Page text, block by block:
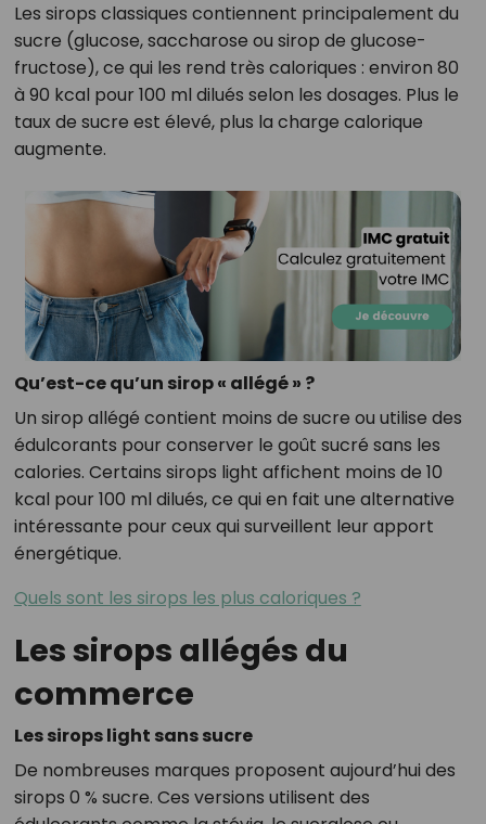
Les sirops classiques contiennent principalement du
sucre (glucose, saccharose ou sirop de glucose-
fructose), ce qui les rend très caloriques : environ 80
à 90 kcal pour 100 ml dilués selon les dosages. Plus le
taux de sucre est élevé, plus la charge calorique
augmente.
Qu’est-ce qu’un sirop « allégé » ?
Un sirop allégé contient moins de sucre ou utilise des
édulcorants pour conserver le goût sucré sans les
calories. Certains sirops light affichent moins de 10
kcal pour 100 ml dilués, ce qui en fait une alternative
intéressante pour ceux qui surveillent leur apport
énergétique.
Quels sont les sirops les plus caloriques ?
Les sirops allégés du
commerce
Les sirops light sans sucre
De nombreuses marques proposent aujourd’hui des
sirops 0 % sucre. Ces versions utilisent des